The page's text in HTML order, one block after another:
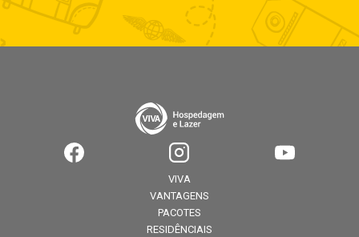
VIVA
VANTAGENS
PACOTES
RESIDÊNCIAIS